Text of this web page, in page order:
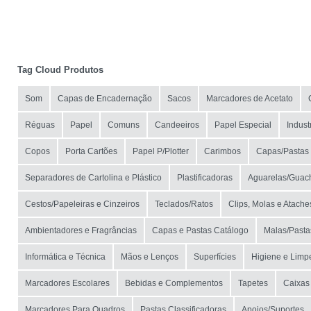
Tag Cloud Produtos
Som Capas de Encadernação Sacos Marcadores de Acetato
Réguas Papel Comuns Candeeiros Papel Especial
Copos Porta Cartões Papel P/Plotter Carimbos Capas/
Separadores de Cartolina e Plástico Plastificadoras Aguarelas/
Cestos/Papeleiras e Cinzeiros Teclados/Ratos Clips, Molas e
Ambientadores e Fragrâncias Capas e Pastas Catálogo Malas/
Informática e Técnica Mãos e Lenços Superfícies Higiene e
Marcadores Escolares Bebidas e Complementos Tapetes Caixas